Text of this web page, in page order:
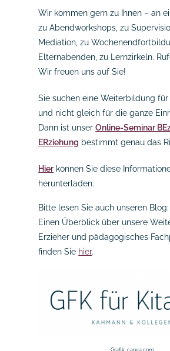
Wir kommen gern zu Ihnen – an
zu Abendworkshops, zu
Mediation, zu
Elternabenden, zu Lernzirkeln.
Wir freuen uns auf Sie!
Sie suchen eine Weiterbildung
und nicht gleich für die ganze
Dann ist unserOnline-Seminar
ERziehung bestimmt genau das
Hier können Sie diese
herunterladen.
Bitte lesen Sie auch unseren
Einen Überblick über unsere
Erzieher und pädagogisches
finden Sie hier.
Grafik: canva.com